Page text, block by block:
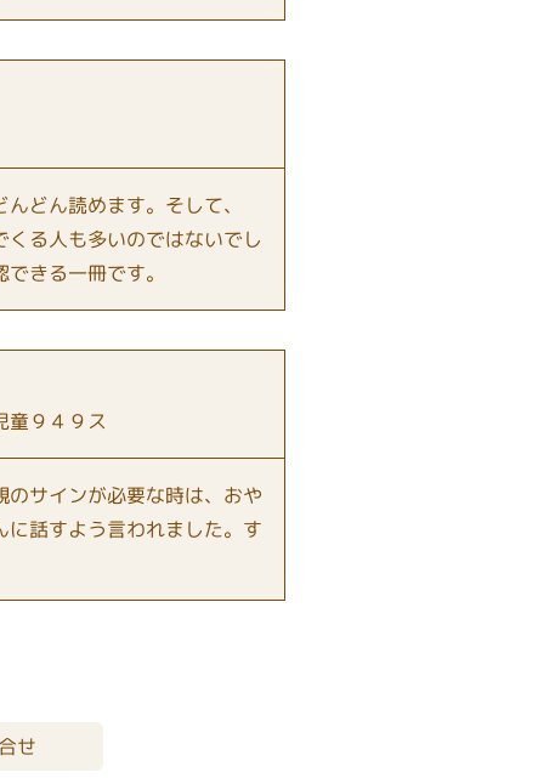
どん読めます。そして、
る人も多いのではないでし
きる一冊です。
９４９ス
サインが必要な時は、おや
話すよう言われました。す
せ